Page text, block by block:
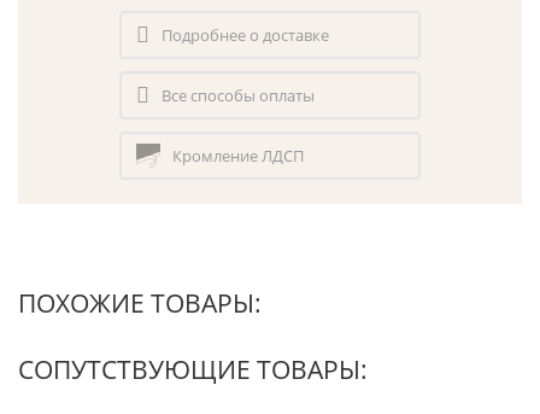
Подробнее о доставке
Все способы оплаты
Кромление ЛДСП
ПОХОЖИЕ ТОВАРЫ:
СОПУТСТВУЮЩИЕ ТОВАРЫ: